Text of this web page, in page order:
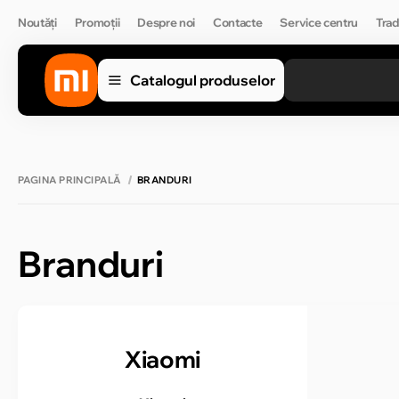
Noutăți Promoții Despre noi Contacte Service centru
Catalogul produselor
PAGINA PRINCIPALĂ BRANDURI
Branduri
Xiaomi